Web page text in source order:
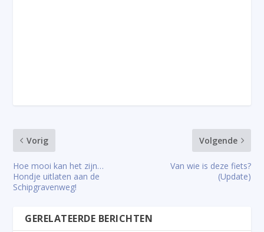
Vorig
Hoe mooi kan het zijn…
Hondje uitlaten aan de
Schipgravenweg!
Volgende
Van wie is deze fiets?
(Update)
GERELATEERDE BERICHTEN